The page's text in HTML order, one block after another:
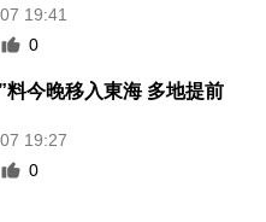
19:41
0
料今晚移入東海 多地提前
19:27
0